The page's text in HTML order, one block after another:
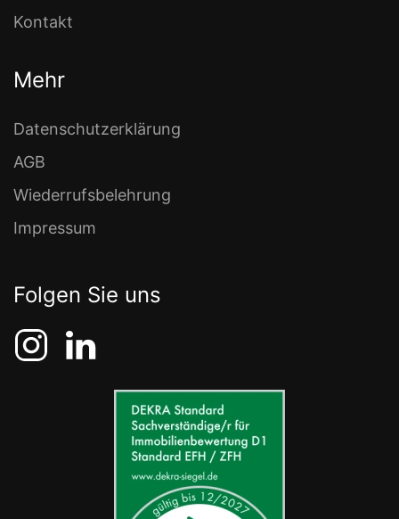
Kontakt
Mehr
Datenschutzerklärung
AGB
Wiederrufsbelehrung
Impressum
Folgen Sie uns